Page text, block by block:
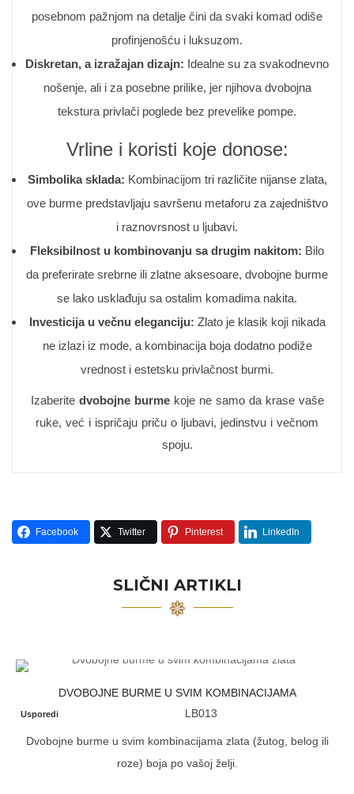
posebnom pažnjom na detalje čini da svaki komad odiše
profinjenošću i luksuzom.
Diskretan, a izražajan dizajn: Idealne su za svakodnevno
nošenje, ali i za posebne prilike, jer njihova dvobojna
tekstura privlači poglede bez prevelike pompe.
Vrline i koristi koje donose:
Simbolika sklada: Kombinacijom tri različite nijanse zlata,
ove burme predstavljaju savršenu metaforu za zajedništvo
i raznovrsnost u ljubavi.
Fleksibilnost u kombinovanju sa drugim nakitom: Bilo
da preferirate srebrne ili zlatne aksesoare, dvobojne burme
se lako usklađuju sa ostalim komadima nakita.
Investicija u večnu eleganciju: Zlato je klasik koji nikada
ne izlazi iz mode, a kombinacija boja dodatno podiže
vrednost i estetsku privlačnost burmi.
Izaberite dvobojne burmekoje ne samo da krase vaše
ruke, već i ispričaju priču o ljubavi, jedinstvu i večnom
spoju.
Facebook Twitter Pinterest LinkedIn
SLIČNI ARTIKLI
DVOBOJNE BURME U SVIM KOMBINACIJAMA
Usporedi LB013
Dvobojne burme u svim kombinacijama zlata (žutog, belog ili
roze) boja po vašoj želji.